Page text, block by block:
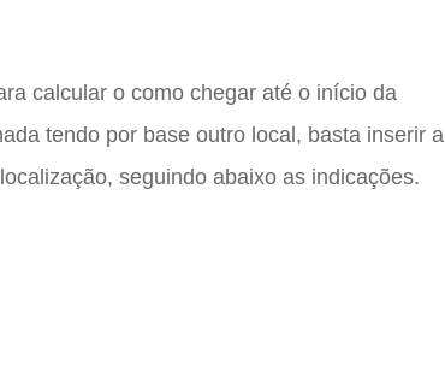
calcular o como chegar até o início da
tendo por base outro local, basta inserir a
seguindo abaixo as indicações.